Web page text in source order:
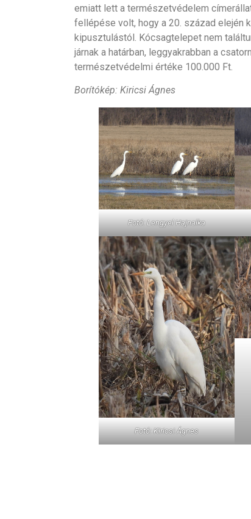
emiatt lett a természetvédelem
fellépése volt, hogy a 20. század elején
kipusztulástól. Kócsagtelepet nem
járnak a határban, leggyakrabban a
természetvédelmi értéke 100.000 Ft.
Borítókép: Kiricsi Ágnes
Fotó: Lengyel Hajnalka
Fotó: Kiricsi Ágnes